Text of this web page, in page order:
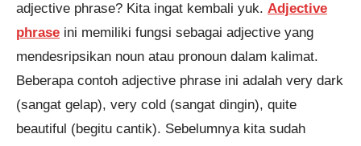
adjective phrase? Kita ingat kembali yuk. Adjective
phrase ini memiliki fungsi sebagai adjective yang
mendesripsikan noun atau pronoun dalam kalimat.
Beberapa contoh adjective phrase ini adalah very dark
(sangat gelap), very cold (sangat dingin), quite
beautiful (begitu cantik). Sebelumnya kita sudah
TOEFL 2 Minggu 1 jam yang
lalu.